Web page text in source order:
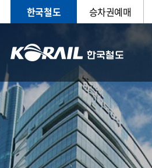
한국철도 승차권예매
CEO